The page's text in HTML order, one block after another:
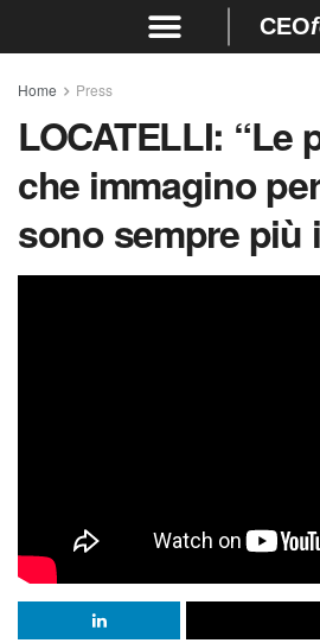
CEO
Home Press
LOCATELLI: “Le
che immagino
sono sempre più